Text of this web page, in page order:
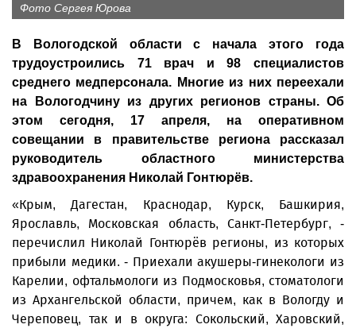
Фото Сергея Юрова
В Вологодской области с начала этого года
трудоустроились 71 врач и 98 специалистов
среднего медперсонала. Многие из них переехали
на Вологодчину из других регионов страны. Об
этом сегодня, 17 апреля, на оперативном
совещании в правительстве региона рассказал
руководитель областного министерства
здравоохранения Николай Гонтюрёв.
«Крым, Дагестан, Краснодар, Курск, Башкирия,
Ярославль, Московская область, Санкт-Петербург, -
перечислил Николай Гонтюрёв регионы, из которых
прибыли медики. - Приехали акушеры-гинекологи из
Карелии, офтальмологи из Подмосковья, стоматологи
из Архангельской области, причем, как в Вологду и
Череповец, так и в округа: Сокольский, Харовский,